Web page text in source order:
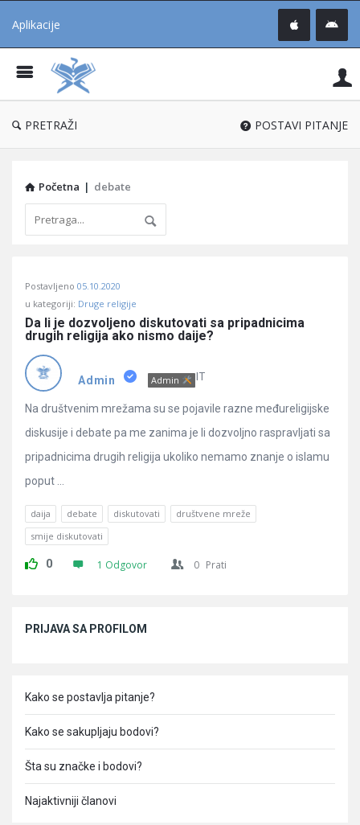
Aplikacije
®
PRETRAŽI POSTAVI PITANJE
Početna | debate
Učene
Latest
Pitanja
Postavljeno 05.10.2020
u kategoriji: Druge religije
Da li je dozvoljeno diskutovati sa pripadnicima
drugih religija ako nismo daije?
Admin Admin IT
Na društvenim mrežama su se pojavile razne međureligijske
diskusije i debate pa me zanima je li dozvoljno raspravljati sa
pripadnicima drugih religija ukoliko nemamo znanje o islamu
poput ...
daija debate diskutovati
društvene mreže
smije diskutovati
0 1 Odgovor 0 Prati
PRIJAVA SA PROFILOM
Kako se postavlja pitanje?
Kako se sakupljaju bodovi?
Šta su značke i bodovi?
Najaktivniji članovi